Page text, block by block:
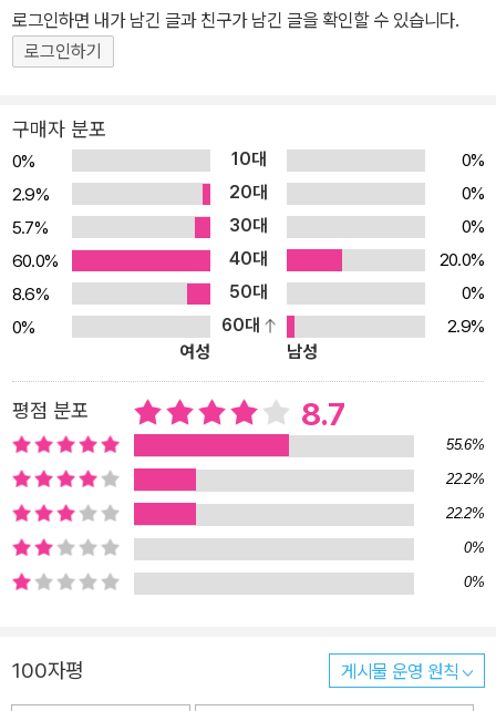
가득해서 읽고, 또 읽고 싶은 책이다.”-《선데이 타임스》 “근면, 용기,
인내로 자신의 꿈을 이룬 소녀의 이야기에 녹아든 유머와 잔잔한 교
훈이 독자들에게 깊은 인상을 남길 것이다.” -《라이브러리 저널》 「황
풀먼의 동화 『불의 악마를 찾아간 라일라』가 비룡소에서 출간되었다.
카네기 메달, 휘트 브레드, 가디언 상 등 각종 문학상을 수상하며 영국
어린이 문학의 대가로 인정받은 필립 풀먼은 자신만의 독특한 상상력
으로 개성 넘치는 등장인물과 그들의 세계를 실감 나게 그려내어 아
이와 어른에게 모두 사랑받는 작품을 써 왔다. 『불의 악마를 찾아간
라일라』는 스마티즈 금메달 수상작으로, 폭죽 장인의 딸 라일라가 아
버지를 뛰어넘는 진정한 폭죽 장인이 되기 위해 불의 악마 라즈바니
를 찾아가는 모험담을 유쾌하게 그려냈다. 딸을 사랑하지만 표현이
서툰 폭죽 장인 라챈드, 라일라를 돕는 코끼리 지킴이 출랙, 말하는 흰
코끼리 햄릿 등 엉뚱하면서도 사랑스러운 주변 인물들은 폭죽 예술가
로 거듭나는 라일라의 여정을 다채롭게 해 줄 뿐만 아니라 삶의 크고
작은 지혜를 잔잔하게 전한다. 이들은 ‘꿈을 이루는 것’에 몰두하는 라
일라가 잠시 눈을 돌려 ‘꿈을 이루는 과정’과 가족, 친구, 동료의 소중
함을 깨닫게 한다. 라일라의 흥미진진한 모험담은 책을 읽는 아이들
에게 이야기 자체의 재미를 느끼게 함은 물론, 자신이 좋아하는 일에
몰두하는 즐거움과 마음속 꿈을 이루려는 긍정적인 에너지를 전해줄
부모들에게 진정으로 아이가 행복해지는 길은 무엇인지 다시 한 번
로그인하면 내가 남긴 글과 친구가 남긴 글을 확인할 수 있습니다.
로그인하기
구매자 분포
0% 10대
0%
2.9%
20대
0%
5.7%
30대
0%
60.0%
40대
20.0%
8.6%
50대
0%
0%
60대
2.9%
여성
남성
평점 분포 8.7
55.6%
22.2%
22.2%
0%
0%
100자평 게시물 운영 원칙